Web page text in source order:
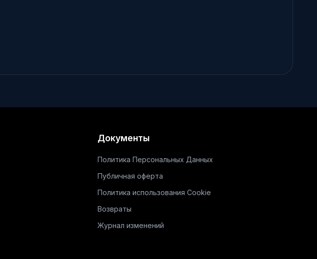
Документы
Политика Персональных Данных
Публичная оферта
Политика использования Cookie
Возвраты
Журнал изменений